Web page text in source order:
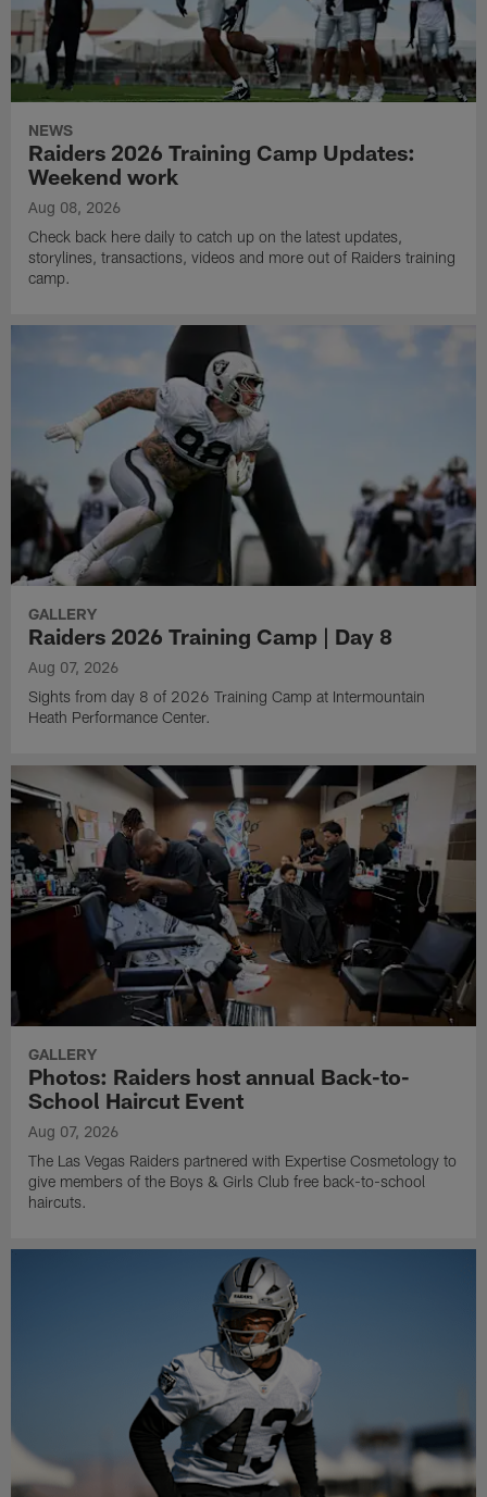
NEWS
Raiders 2026 Training Camp Updates:
Weekend work
Aug 08, 2026
Check back here daily to catch up on the latest updates,
storylines, transactions, videos and more out of Raiders training
camp.
GALLERY
Raiders 2026 Training Camp | Day 8
Aug 07, 2026
Sights from day 8 of 2026 Training Camp at Intermountain
Heath Performance Center.
GALLERY
Photos: Raiders host annual Back-to-
School Haircut Event
Aug 07, 2026
The Las Vegas Raiders partnered with Expertise Cosmetology to
give members of the Boys & Girls Club free back-to-school
haircuts.